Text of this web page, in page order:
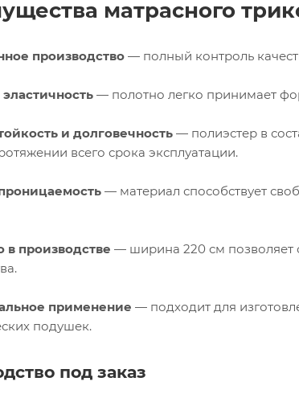
матрасного
производство — полный контроль
— полотно легко принимает
и долговечность — полиэстер в
всего срока эксплуатации.
— материал способствует
в производстве — ширина 220 см позволяет
применение — подходит для
подушек.
под заказ